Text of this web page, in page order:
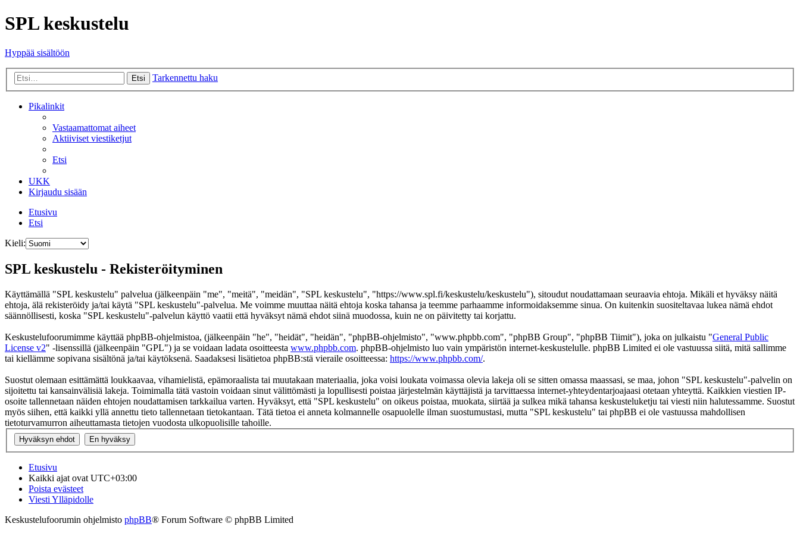
SPL keskustelu
Hyppää sisältöön
Etsi Tarkennettu haku
Pikalinkit
Vastaamattomat aiheet
Aktiiviset viestiketjut
Etsi
UKK
Kirjaudu sisään
Etusivu
Etsi
Kieli:
SPL keskustelu - Rekisteröityminen
Käyttämällä "SPL keskustelu" palvelua (jälkeenpäin "me", "meitä", "meidän", "SPL keskustelu", "https://www.spl.fi/keskustelu/keskustelu"), sitoudut noudattamaan seuraavia ehtoja. Mikäli et hyväksy näitä
ehtoja, älä rekisteröidy ja/tai käytä "SPL keskustelu"-palvelua. Me voimme muuttaa näitä ehtoja koska tahansa ja teemme parhaamme informoidaksemme sinua. On kuitenkin suositeltavaa lukea nämä ehdot
säännöllisesti, koska "SPL keskustelu"-palvelun käyttö vaatii että hyväksyt nämä ehdot siinä muodossa, kuin ne on päivitetty tai korjattu.
Keskustelufoorumimme käyttää phpBB-ohjelmistoa, (jälkeenpäin "he", "heidät", "heidän", "phpBB-ohjelmisto", "www.phpbb.com", "phpBB Group", "phpBB Tiimit"), joka on julkaistu "General Public
License v2" -lisenssillä (jälkeenpäin "GPL") ja se voidaan ladata osoitteesta www.phpbb.com. phpBB-ohjelmisto luo vain ympäristön internet-keskustelulle. phpBB Limited ei ole vastuussa siitä, mitä sallimme
tai kiellämme sopivana sisältönä ja/tai käytöksenä. Saadaksesi lisätietoa phpBB:stä vieraile osoitteessa: https://www.phpbb.com/.
Suostut olemaan esittämättä loukkaavaa, vihamielistä, epämoraalista tai muutakaan materiaalia, joka voisi loukata voimassa olevia lakeja oli se sitten omassa maassasi, se maa, johon "SPL keskustelu"-palvelin on
sijoitettu tai kansainvälisiä lakeja. Toimimalla tätä vastoin voidaan sinut välittömästi ja lopullisesti poistaa järjestelmän käyttäjistä ja tarvittaessa internet-yhteydentarjoajaasi otetaan yhteyttä. Kaikkien viestien IP-
osoite tallennetaan näiden ehtojen noudattamisen tarkkailua varten. Hyväksyt, että "SPL keskustelu" on oikeus poistaa, muokata, siirtää ja sulkea mikä tahansa keskusteluketju tai viesti niin halutessamme. Suostut
myös siihen, että kaikki yllä annettu tieto tallennetaan tietokantaan. Tätä tietoa ei anneta kolmannelle osapuolelle ilman suostumustasi, mutta "SPL keskustelu" tai phpBB ei ole vastuussa mahdollisen
tietoturvamurron aiheuttamasta tietojen vuodosta ulkopuolisille tahoille.
Etusivu
Kaikki ajat ovat UTC+03:00
Poista evästeet
Viesti Ylläpidolle
Keskustelufoorumin ohjelmisto phpBB® Forum Software © phpBB Limited